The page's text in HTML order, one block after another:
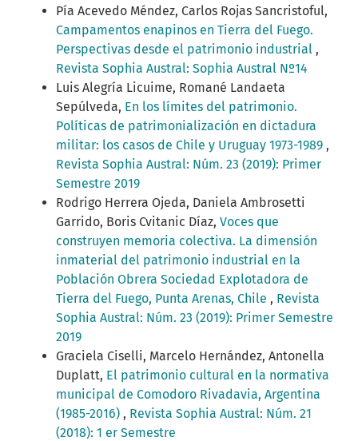
Pía Acevedo Méndez, Carlos Rojas Sancristoful,
Campamentos enapinos en Tierra del Fuego.
Perspectivas desde el patrimonio industrial ,
Revista Sophia Austral: Sophia Austral Nº14
Luis Alegría Licuime, Romané Landaeta
Sepúlveda, En los límites del patrimonio.
Políticas de patrimonialización en dictadura
militar: los casos de Chile y Uruguay 1973-1989 ,
Revista Sophia Austral: Núm. 23 (2019): Primer
Semestre 2019
Rodrigo Herrera Ojeda, Daniela Ambrosetti
Garrido, Boris Cvitanic Díaz, Voces que
construyen memoria colectiva. La dimensión
inmaterial del patrimonio industrial en la
Población Obrera Sociedad Explotadora de
Tierra del Fuego, Punta Arenas, Chile , Revista
Sophia Austral: Núm. 23 (2019): Primer Semestre
2019
Graciela Ciselli, Marcelo Hernández, Antonella
Duplatt, El patrimonio cultural en la normativa
municipal de Comodoro Rivadavia, Argentina
(1985-2016) , Revista Sophia Austral: Núm. 21
(2018): 1 er Semestre